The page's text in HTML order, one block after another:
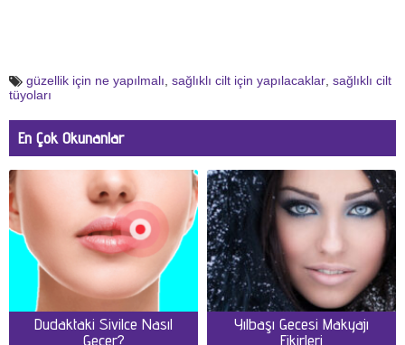
güzellik için ne yapılmalı, sağlıklı cilt için yapılacaklar, sağlıklı cilt
tüyoları
En Çok Okunanlar
Dudaktaki Sivilce Nasıl
Geçer?
Yılbaşı Gecesi Makyajı
Fikirleri